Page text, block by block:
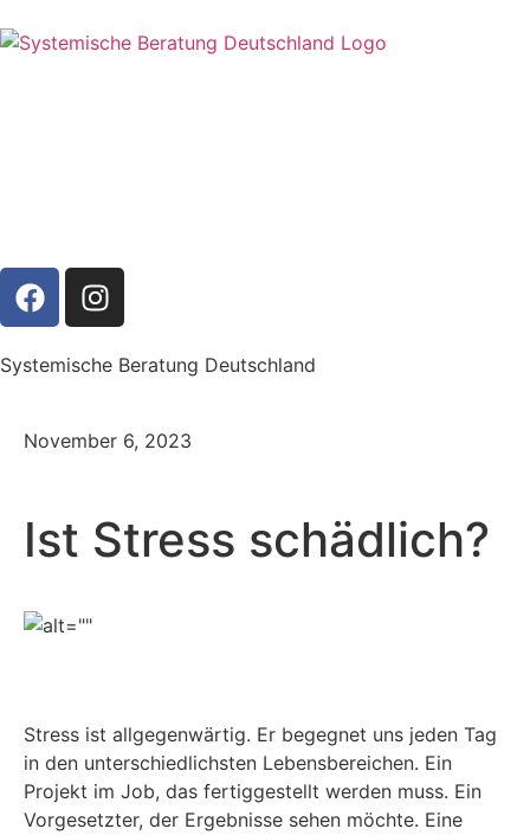
Systemische Beratung Deutschland
November 6, 2023
Ist Stress schädlich?
Stress ist allgegenwärtig. Er begegnet uns jeden Tag
in den unterschiedlichsten Lebensbereichen. Ein
Projekt im Job, das fertiggestellt werden muss. Ein
Vorgesetzter, der Ergebnisse sehen möchte. Eine